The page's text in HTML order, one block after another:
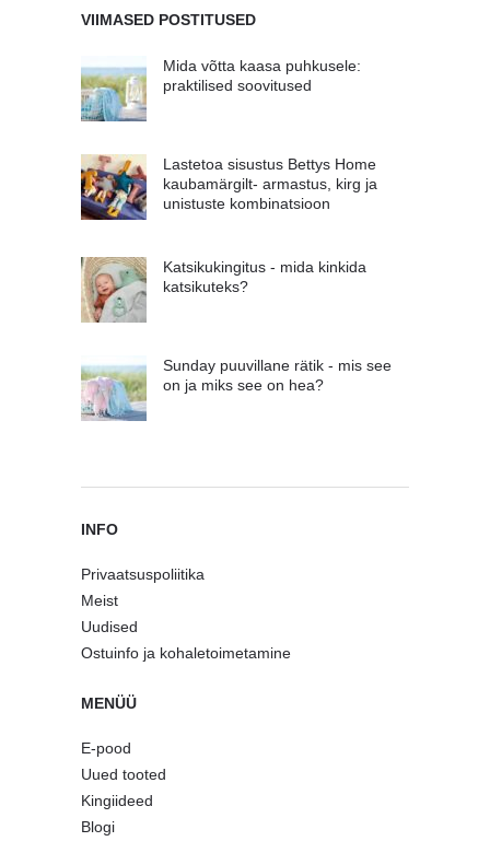
VIIMASED POSTITUSED
Mida võtta kaasa puhkusele:
praktilised soovitused
Lastetoa sisustus Bettys Home
kaubamärgilt- armastus, kirg ja
unistuste kombinatsioon
Katsikukingitus - mida kinkida
katsikuteks?
Sunday puuvillane rätik - mis see
on ja miks see on hea?
INFO
Privaatsuspoliitika
Meist
Uudised
Ostuinfo ja kohaletoimetamine
MENÜÜ
E-pood
Uued tooted
Kingiideed
Blogi